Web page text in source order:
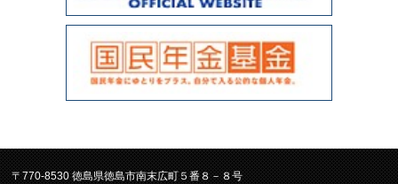
〒770-8530 徳島県徳島市南末広町５番８－８号